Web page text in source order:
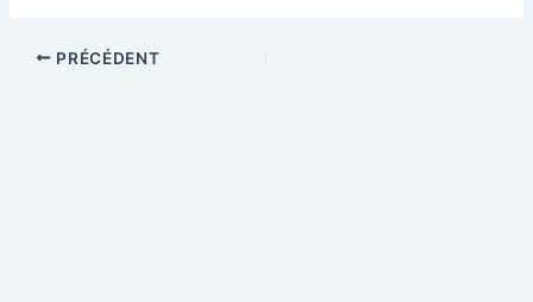
PRÉCÉDENT